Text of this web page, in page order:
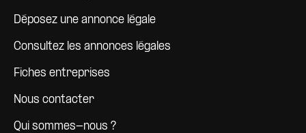
Déposez une annonce légale
Consultez les annonces légales
Fiches entreprises
Nous contacter
Qui sommes-nous ?